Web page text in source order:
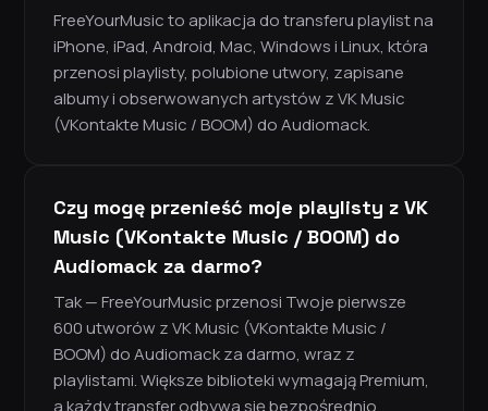
FreeYourMusic to aplikacja do transferu playlist na
iPhone, iPad, Android, Mac, Windows i Linux, która
przenosi playlisty, polubione utwory, zapisane
albumy i obserwowanych artystów z VK Music
(VKontakte Music / BOOM) do Audiomack.
Czy mogę przenieść moje playlisty z VK
Music (VKontakte Music / BOOM) do
Audiomack za darmo?
Tak — FreeYourMusic przenosi Twoje pierwsze
600 utworów z VK Music (VKontakte Music /
BOOM) do Audiomack za darmo, wraz z
playlistami. Większe biblioteki wymagają Premium,